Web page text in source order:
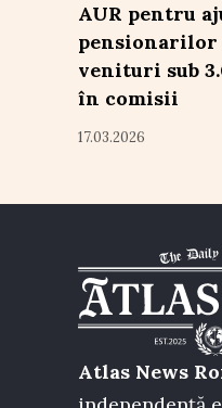
AUR pentru
venituri sub
în comisii
17.03.2026
Atlas News